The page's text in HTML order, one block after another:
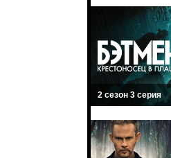
2 сезон 3 серия